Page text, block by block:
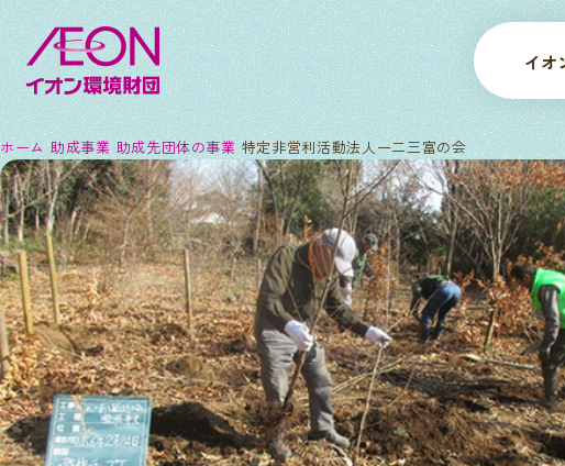
イオ
ホーム 助成事業 助成先団体の事業 特定非営利活動法人一二三富の会